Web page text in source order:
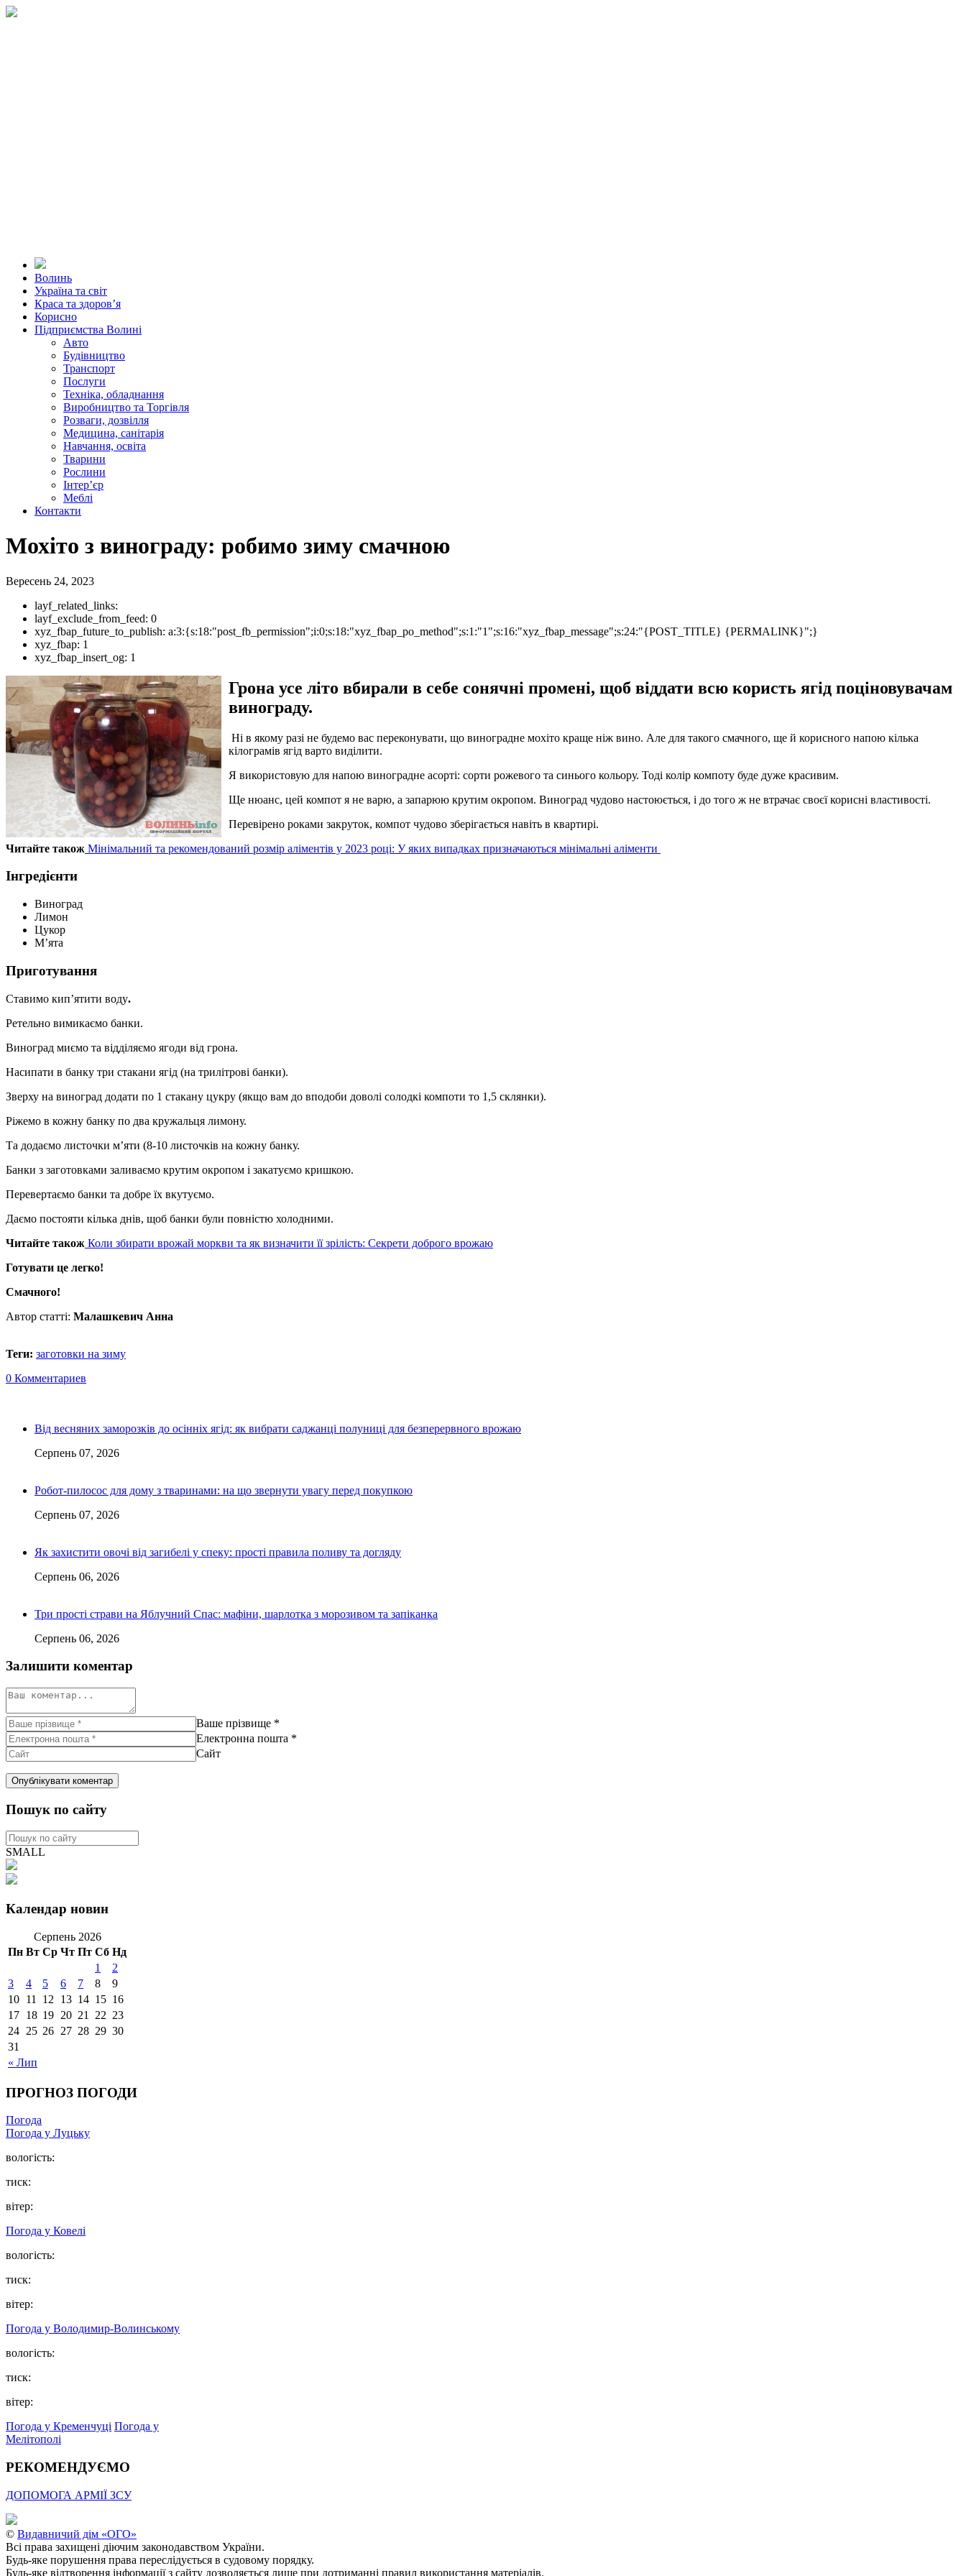
Волинь
Україна та світ
Краса та здоров’я
Корисно
Підприємства Волині
Авто
Будівництво
Транспорт
Послуги
Техніка, обладнання
Виробництво та Торгівля
Розваги, дозвілля
Медицина, санітарія
Навчання, освіта
Тварини
Рослини
Інтер’єр
Меблі
Контакти
Мохіто з винограду: робимо зиму смачною
Вересень 24, 2023
layf_related_links:
layf_exclude_from_feed: 0
xyz_fbap_future_to_publish: a:3:{s:18:"post_fb_permission";i:0;s:18:"xyz_fbap_po_method";s:1:"1";s:16:"xyz_fbap_message";s:24:"{POST_TITLE} {PERMALINK}";}
xyz_fbap: 1
xyz_fbap_insert_og: 1
Грона усе літо вбирали в себе сонячні промені, щоб віддати всю користь ягід поціновувачам
винограду.
Ні в якому разі не будемо вас переконувати, що виноградне мохіто краще ніж вино. Але для такого смачного, ще й корисного напою кілька
кілограмів ягід варто виділити.
Я використовую для напою виноградне асорті: сорти рожевого та синього кольору. Тоді колір компоту буде дуже красивим.
Ще нюанс, цей компот я не варю, а запарюю крутим окропом. Виноград чудово настоюється, і до того ж не втрачає своєї корисні властивості.
Перевірено роками закруток, компот чудово зберігається навіть в квартирі.
Читайте також Мінімальний та рекомендований розмір аліментів у 2023 році: У яких випадках призначаються мінімальні аліменти
Інгредієнти
Виноград
Лимон
Цукор
М’ята
Приготування
Ставимо кип’ятити воду.
Ретельно вимикаємо банки.
Виноград миємо та відділяємо ягоди від грона.
Насипати в банку три стакани ягід (на трилітрові банки).
Зверху на виноград додати по 1 стакану цукру (якщо вам до вподоби доволі солодкі компоти то 1,5 склянки).
Ріжемо в кожну банку по два кружальця лимону.
Та додаємо листочки м’яти (8-10 листочків на кожну банку.
Банки з заготовками заливаємо крутим окропом і закатуємо кришкою.
Перевертаємо банки та добре їх вкутуємо.
Даємо постояти кілька днів, щоб банки були повністю холодними.
Читайте також Коли збирати врожай моркви та як визначити її зрілість: Секрети доброго врожаю
Готувати це легко!
Смачного!
Автор статті: Малашкевич Анна
Теги: заготовки на зиму
0 Комментариев
Від весняних заморозків до осінніх ягід: як вибрати саджанці полуниці для безперервного врожаю
Серпень 07, 2026
Робот-пилосос для дому з тваринами: на що звернути увагу перед покупкою
Серпень 07, 2026
Як захистити овочі від загибелі у спеку: прості правила поливу та догляду
Серпень 06, 2026
Три прості страви на Яблучний Спас: мафіни, шарлотка з морозивом та запіканка
Серпень 06, 2026
Залишити коментар
Ваше прізвище *
Електронна пошта *
Сайт
Пошук по сайту
SMALL
Календар новин
Серпень 2026
Пн Вт Ср Чт Пт Сб Нд
« Лип
1
2
3
4 5 6 7 8
9
10 11 12 13 14 15 16
17 18 19 20 21 22 23
24 25 26 27 28 29 30
31
ПРОГНОЗ ПОГОДИ
Погода
Погода у Луцьку
вологість:
тиск:
вітер:
Погода у Ковелі
вологість:
тиск:
вітер:
Погода у Володимир-Волинському
вологість:
тиск:
вітер:
Погода у Кременчуці Погода у
Мелітополі
РЕКОМЕНДУЄМО
ДОПОМОГА АРМІЇ ЗСУ
© Видавничий дім «ОГО»
Всі права захищені діючим законодавством України.
Будь-яке порушення права переслідується в судовому порядку.
Будь-яке відтворення інформації з сайту дозволяється лише при дотриманні правил використання матеріалів.